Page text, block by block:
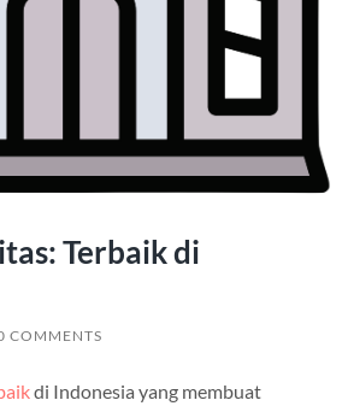
Terbaik di
COMMENTS
di Indonesia yang membuat